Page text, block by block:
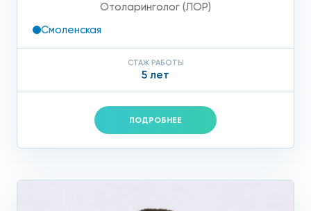
Отоларинголог (ЛОР)
Смоленская
СТАЖ РАБОТЫ
5 лет
ПОДРОБНЕЕ